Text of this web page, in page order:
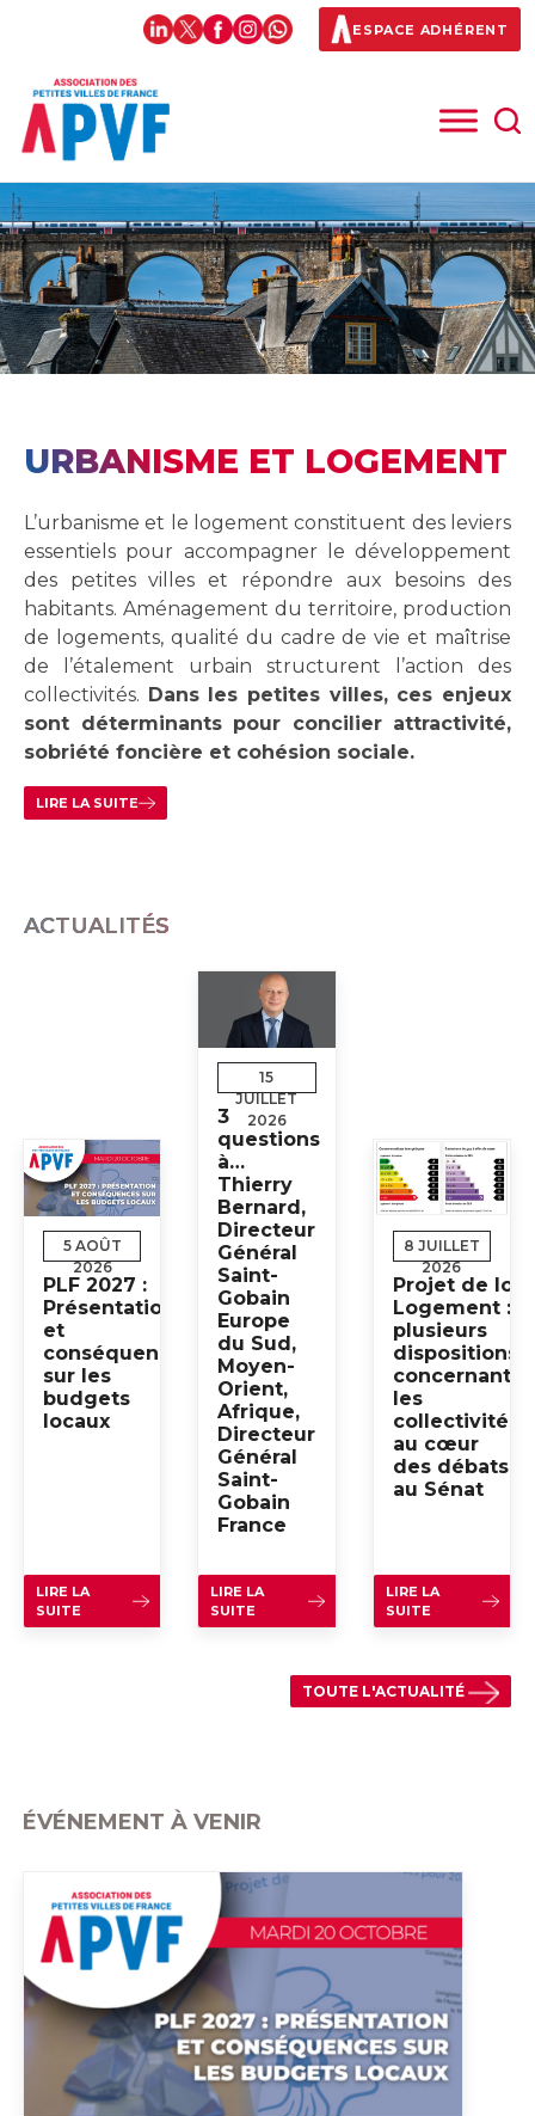
ESPACE ADHÉRENT
URBANISME ET LOGEMENT
L’urbanisme et le logement constituent des leviers
essentiels pour accompagner le développement
des petites villes et répondre aux besoins des
habitants. Aménagement du territoire, production
de logements, qualité du cadre de vie et maîtrise
de l’étalement urbain structurent l’action des
collectivités. Dans les petites villes, ces enjeux
sont déterminants pour concilier attractivité,
sobriété foncière et cohésion sociale.
LIRE LA SUITE
ACTUALITÉS
5 AOÛT
2026
PLF 2027 :
Présentation
et
conséquences
sur les
budgets
locaux
LIRE LA
SUITE
15
JUILLET
2026
3
questions
à…
Thierry
Bernard,
Directeur
Général
Saint-
Gobain
Europe
du Sud,
Moyen-
Orient,
Afrique,
Directeur
Général
Saint-
Gobain
France
LIRE LA
SUITE
8 JUILLET
2026
Projet de loi
Logement :
plusieurs
dispositions
concernant
les
collectivités
au cœur
des débats
au Sénat
LIRE LA
SUITE
TOUTE L'ACTUALITÉ
ÉVÉNEMENT À VENIR